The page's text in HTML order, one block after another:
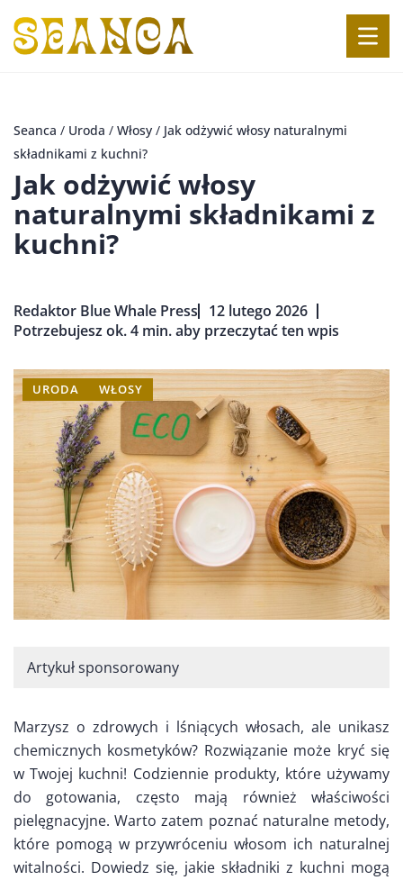
Seanca / Uroda / Włosy / Jak odżywić włosy naturalnymi
składnikami z kuchni?
Jak odżywić włosy
naturalnymi składnikami z
kuchni?
Redaktor Blue Whale Press
12 lutego 2026
Potrzebujesz ok. 4 min. aby przeczytać ten wpis
URODA WŁOSY
Artykuł sponsorowany
Marzysz o zdrowych i lśniących włosach, ale unikasz
chemicznych kosmetyków? Rozwiązanie może kryć się
w Twojej kuchni! Codziennie produkty, które używamy
do gotowania, często mają również właściwości
pielęgnacyjne. Warto zatem poznać naturalne metody,
które pomogą w przywróceniu włosom ich naturalnej
witalności. Dowiedz się, jakie składniki z kuchni mogą